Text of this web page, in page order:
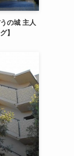
の城 主人
】